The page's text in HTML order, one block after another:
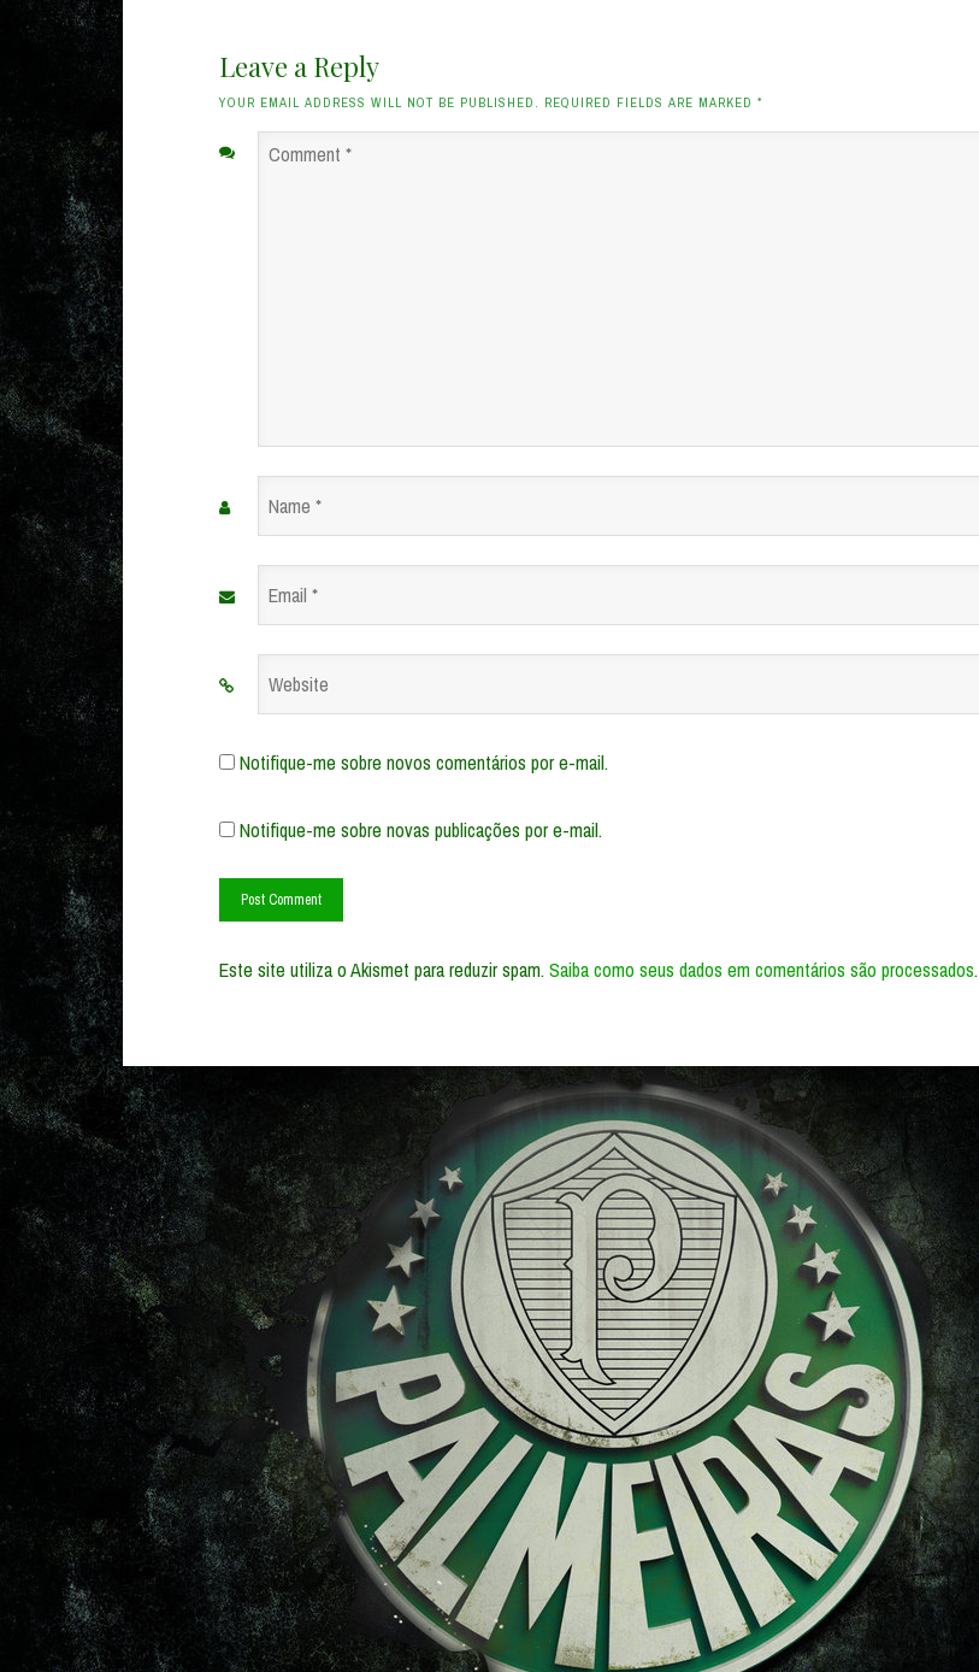
Leave a Reply
YOUR EMAIL ADDRESS WILL NOT BE PUBLISHED. REQUIRED FIELDS ARE MARKED *
Comment
Name
Email
Website
Notifique-me sobre novos comentários por e-mail.
Notifique-me sobre novas publicações por e-mail.
Este site utiliza o Akismet para reduzir spam.Saiba como seus dados em comentários são processados.